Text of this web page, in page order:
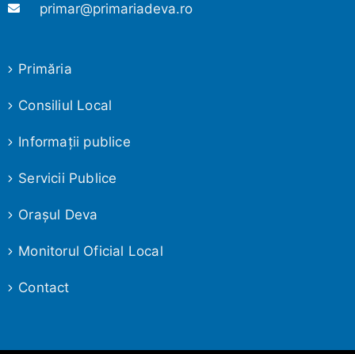
primar@primariadeva.ro
Primăria
Consiliul Local
Informaţii publice
Servicii Publice
Oraşul Deva
Monitorul Oficial Local
Contact